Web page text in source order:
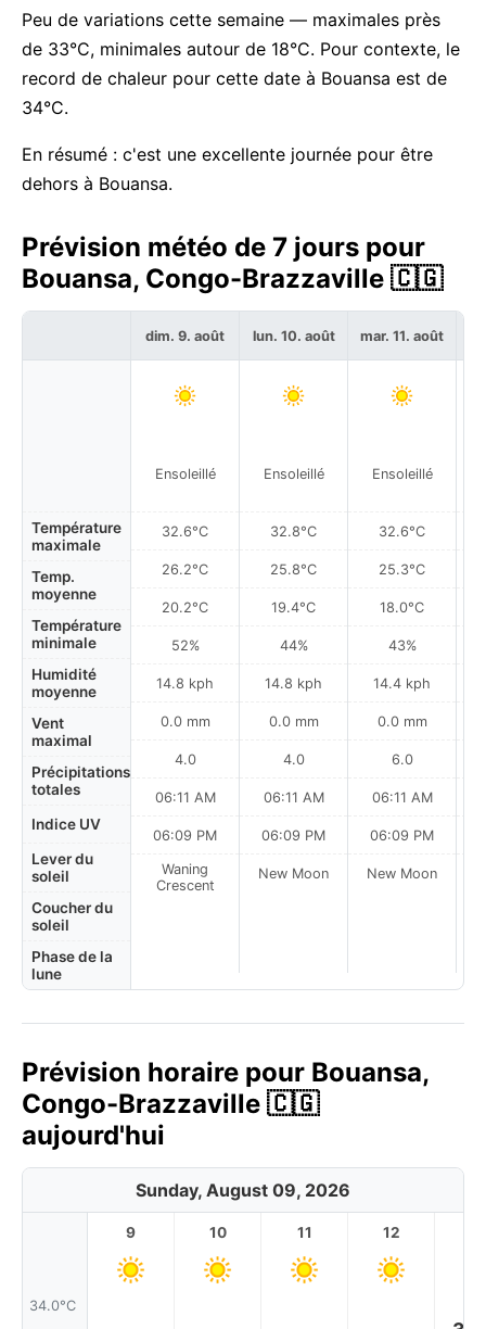
Peu de variations cette semaine — maximales près
de 33°C, minimales autour de 18°C. Pour contexte, le
record de chaleur pour cette date à Bouansa est de
34°C.
En résumé : c'est une excellente journée pour être
dehors à Bouansa.
Prévision météo de 7 jours pour
Bouansa, Congo-Brazzaville 🇨🇬
Température
maximale
Temp.
moyenne
Température
minimale
Humidité
moyenne
Vent
maximal
Précipitations
totales
Indice UV
Lever du
soleil
Coucher du
soleil
Phase de la
lune
dim. 9. août
Ensoleillé
32.6°C
26.2°C
20.2°C
52%
14.8 kph
0.0 mm
4.0
06:11 AM
06:09 PM
Waning
Crescent
lun. 10. août
Ensoleillé
32.8°C
25.8°C
19.4°C
44%
14.8 kph
0.0 mm
4.0
06:11 AM
06:09 PM
New Moon
mar. 11. août
Ensoleillé
32.6°C
25.3°C
18.0°C
43%
14.4 kph
0.0 mm
6.0
06:11 AM
06:09 PM
New Moon
Prévision horaire pour Bouansa,
Congo-Brazzaville 🇨🇬
aujourd'hui
Sunday, August 09, 2026
34.0°C
9 10 11 12